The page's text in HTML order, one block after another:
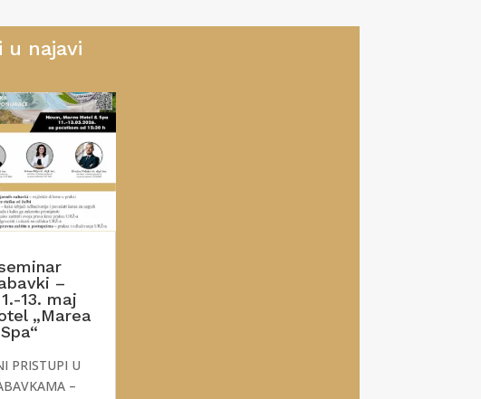
u najavi
–
13. maj
„Marea
PRISTUPI U
–